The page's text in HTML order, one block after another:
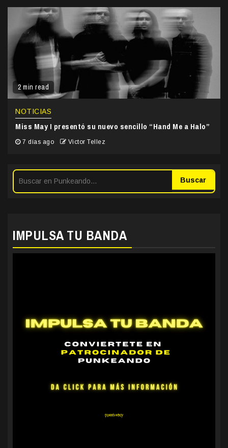
2 min read
NOTICIAS
Miss May I presentó su nuevo sencillo “Hand Me a Halo”
7 días ago Victor Tellez
Buscar
IMPULSA TU BANDA